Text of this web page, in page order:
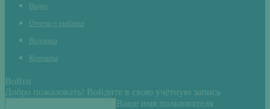
Видео
Отчеты о рыбалке
Водоемы
Контакты
Войти
Добро пожаловать! Войдите в свою учётную запись
Ваше имя пользователя